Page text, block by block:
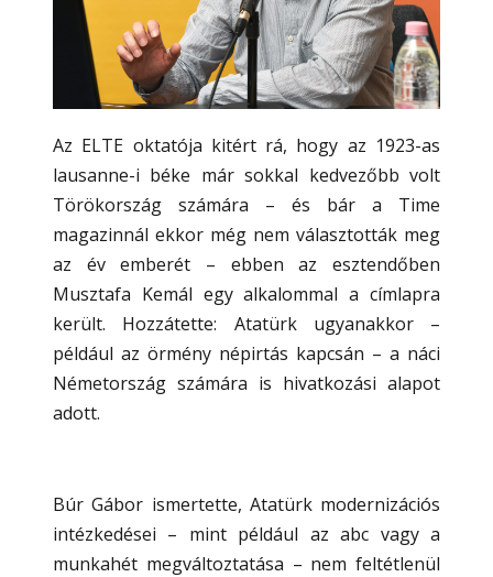
Az ELTE oktatója kitért rá, hogy az 1923-as
lausanne-i béke már sokkal kedvezőbb volt
Törökország számára – és bár a Time
magazinnál ekkor még nem választották meg
az év emberét – ebben az esztendőben
Musztafa Kemál egy alkalommal a címlapra
került. Hozzátette: Atatürk ugyanakkor –
például az örmény népirtás kapcsán – a náci
Németország számára is hivatkozási alapot
adott.
Búr Gábor ismertette, Atatürk modernizációs
intézkedései – mint például az abc vagy a
munkahét megváltoztatása – nem feltétlenül